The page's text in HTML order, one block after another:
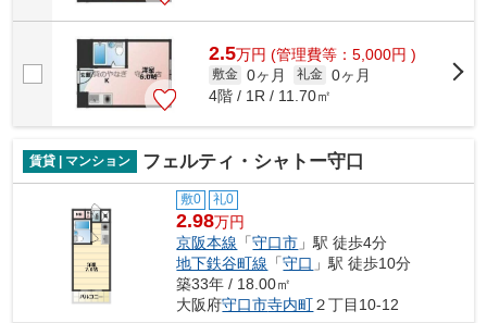
2.5万円 (管理費等：5,000円 )
敷金 0ヶ月 礼金 0ヶ月
4階 / 1R / 11.70㎡
賃貸 | マンション フェルティ・シャトー守口
敷0 礼0
2.98万円
京阪本線 「守口市 」駅 徒歩4分
地下鉄谷町線 「守口 」駅 徒歩10分
築33年 / 18.00㎡
大阪府守口市寺内町２丁目10-12